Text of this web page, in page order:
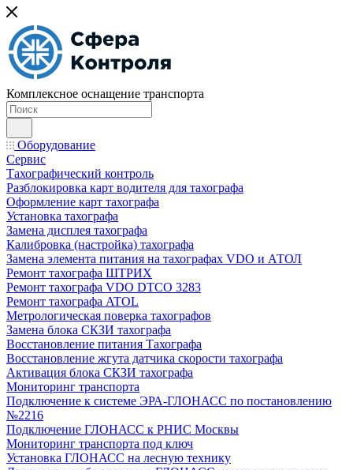
Комплексное оснащение транспорта
Оборудование
Сервис
Тахографический контроль
Разблокировка карт водителя для тахографа
Оформление карт тахографа
Установка тахографа
Замена дисплея тахографа
Калибровка (настройка) тахографа
Замена элемента питания на тахографах VDO и АТОЛ
Ремонт тахографа ШТРИХ
Ремонт тахографа VDO DTCO 3283
Ремонт тахографа ATOL
Метрологическая поверка тахографов
Замена блока СКЗИ тахографа
Восстановление питания Тахографа
Восстановление жгута датчика скорости тахографа
Активация блока СКЗИ тахографа
Мониторинг транспорта
Подключение к системе ЭРА-ГЛОНАСС по постановлению
№2216
Подключение ГЛОНАСС к РНИС Москвы
Мониторинг транспорта под ключ
Установка ГЛОНАСС на лесную технику